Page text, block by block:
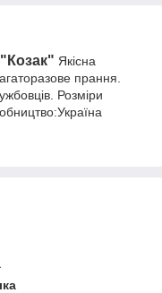
Якісна
прання.
Розміри